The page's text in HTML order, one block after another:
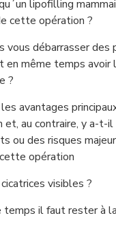
lipofilling
cette opération ?
vous débarrasser des
en même temps avoir
?
avantages
et, au contraire, y a-t-il
ou des risques
opération
visibles ?
temps il faut rester à